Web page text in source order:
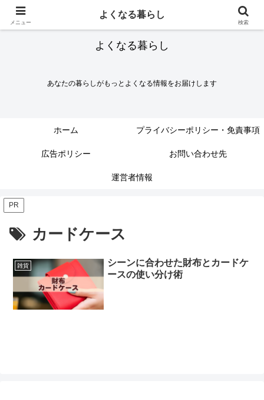
よくなる暮らし
あなたの暮らしがもっとよくなる情報をお届けします
ホーム プライバシーポリシー・免責事項
広告ポリシー お問い合わせ先
運営者情報
PR
カードケース
雑貨
シーンに合わせた財布とカードケ
ースの使い分け術
メニュー
よくなる暮らし
検索